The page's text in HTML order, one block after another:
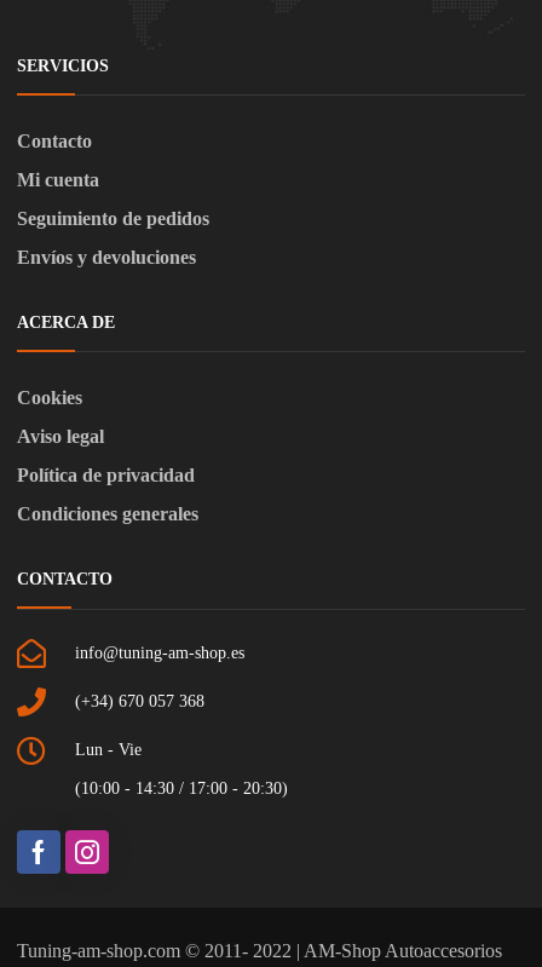
SERVICIOS
Contacto
Mi cuenta
Seguimiento de pedidos
Envíos y devoluciones
ACERCA DE
Cookies
Aviso legal
Política de privacidad
Condiciones generales
CONTACTO
info@tuning-am-shop.es
(+34) 670 057 368
Lun - Vie
(10:00 - 14:30 / 17:00 - 20:30)
Tuning-am-shop.com © 2011- 2022 | AM-Shop Autoaccesorios